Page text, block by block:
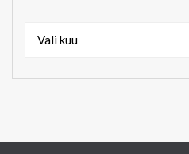
Vali kuu